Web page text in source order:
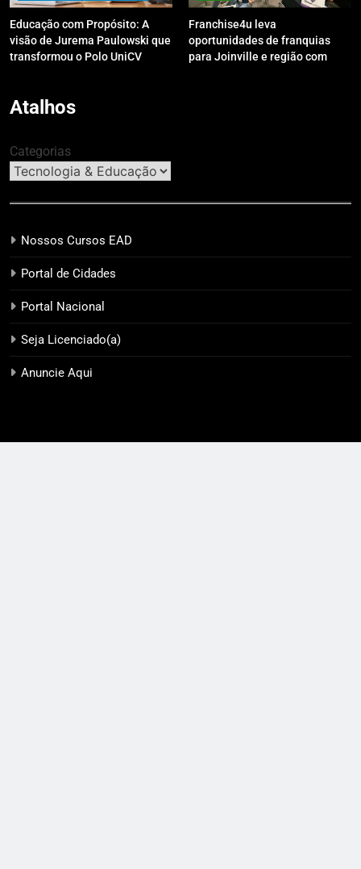
Educação com Propósito: A
visão de Jurema Paulowski que
transformou o Polo UniCV
Franchise4u leva
oportunidades de franquias
para Joinville e região com
Atalhos
Categorias
Nossos Cursos EAD
Portal de Cidades
Portal Nacional
Seja Licenciado(a)
Anuncie Aqui